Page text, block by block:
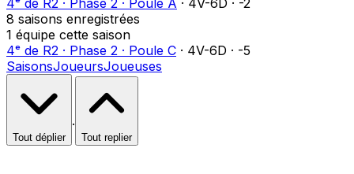
8 saisons enregistrées
1 équipe cette saison
4ᵉ de R2 · Phase 2 · Poule C · 4V-6D · -5
SaisonsJoueursJoueuses
Tout déplier
·
Tout replier